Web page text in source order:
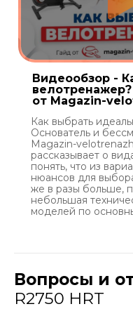
Видеообзор -
от Magazin-
Как выбрать
Основатель и
Magazin-
рассказывает о
понять, что из
нюансов для
же в разы больше,
небольшая
моделей по
Вопросы и
R2750 HRT